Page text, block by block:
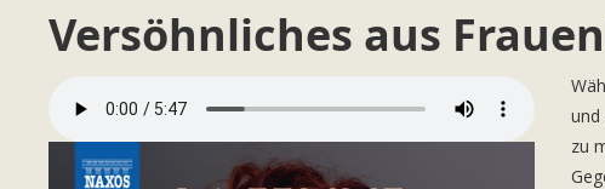
Versöhnliches aus
und
zu